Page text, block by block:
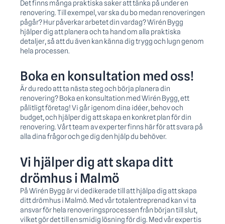
Det finns många praktiska saker att tänka på under en
renovering. Till exempel, var ska du bo medan renoveringen
pågår? Hur påverkar arbetet din vardag? Wirén Bygg
hjälper dig att planera och ta hand om alla praktiska
detaljer, så att du även kan känna dig trygg och lugn genom
hela processen.
Boka en konsultation med oss!
Är du redo att ta nästa steg och börja planera din
renovering? Boka en konsultation med Wirén Bygg, ett
pålitligt företag! Vi går igenom dina idéer, behov och
budget, och hjälper dig att skapa en konkret plan för din
renovering. Vårt team av experter finns här för att svara på
alla dina frågor och ge dig den hjälp du behöver.
Vi hjälper dig att skapa ditt
drömhus i Malmö
På Wirén Bygg är vi dedikerade till att hjälpa dig att skapa
ditt drömhus i Malmö. Med vår totalentreprenad kan vi ta
ansvar för hela renoveringsprocessen från början till slut,
vilket gör det till en smidig lösning för dig. Med vår expertis